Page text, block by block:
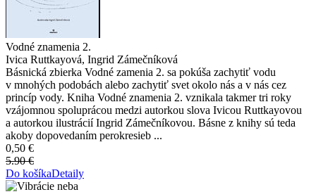
Vodné znamenia 2.
Ivica Ruttkayová, Ingrid Zámečníková
Básnická zbierka Vodné zamenia 2. sa pokúša zachytiť vodu
v mnohých podobách alebo zachytiť svet okolo nás a v nás cez
princíp vody. Kniha Vodné znamenia 2. vznikala takmer tri roky
vzájomnou spoluprácou medzi autorkou slova Ivicou Ruttkayovou
a autorkou ilustrácií Ingrid Zámečníkovou. Básne z knihy sú teda
akoby dopovedaním perokresieb ...
0,50 €
5.90 €
Do košíkaDetaily